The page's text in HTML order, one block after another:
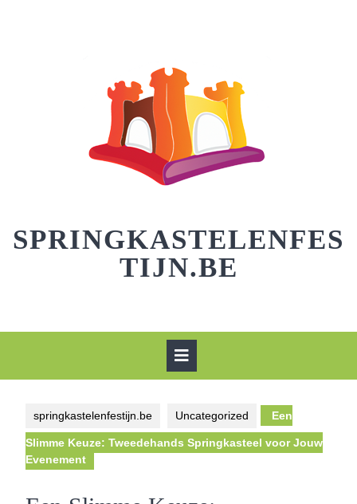
SPRINGKASTELENFES
TIJN.BE
springkastelenfestijn.be Uncategorized Een
Slimme Keuze: Tweedehands Springkasteel voor Jouw
Evenement